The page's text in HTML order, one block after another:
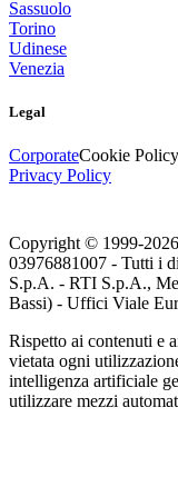
Sassuolo
Torino
Udinese
Venezia
Legal
CorporateCookie Policy
Privacy Policy
Copyright © 1999-2026
03976881007 - Tutti i
S.p.A. - RTI S.p.A.,
Bassi) - Uffici Viale
Rispetto ai contenuti e
vietata ogni
intelligenza artificiale
utilizzare mezzi